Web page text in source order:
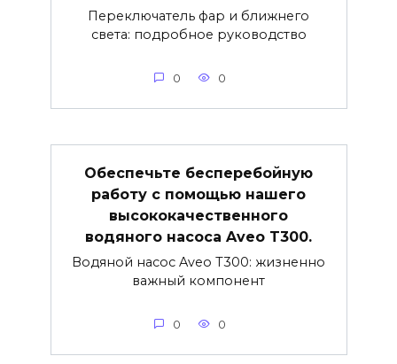
Переключатель фар и ближнего
света: подробное руководство
0 0
Обеспечьте бесперебойную
работу с помощью нашего
высококачественного
водяного насоса Aveo T300.
Водяной насос Aveo T300: жизненно
важный компонент
0 0